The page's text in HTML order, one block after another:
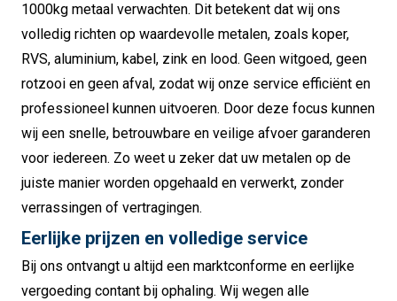
1000kg metaal verwachten. Dit betekent dat wij ons
volledig richten op waardevolle metalen, zoals koper,
RVS, aluminium, kabel, zink en lood. Geen witgoed, geen
rotzooi en geen afval, zodat wij onze service efficiënt en
professioneel kunnen uitvoeren. Door deze focus kunnen
wij een snelle, betrouwbare en veilige afvoer garanderen
voor iedereen. Zo weet u zeker dat uw metalen op de
juiste manier worden opgehaald en verwerkt, zonder
verrassingen of vertragingen.
Eerlijke prijzen en volledige service
Bij ons ontvangt u altijd een marktconforme en eerlijke
vergoeding contant bij ophaling. Wij wegen alle